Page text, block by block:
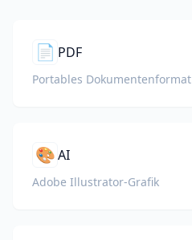
📄 PDF
Portables Dokumentenformat
🎨AI
Adobe Illustrator-Grafik